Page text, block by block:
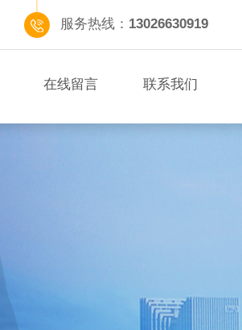
服务热线： 13026630919
在线留言 联系我们